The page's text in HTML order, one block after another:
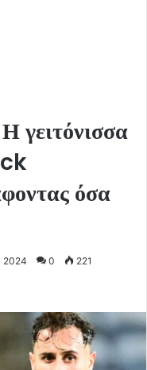
γειτόνισσα
όσα
2024 0 221